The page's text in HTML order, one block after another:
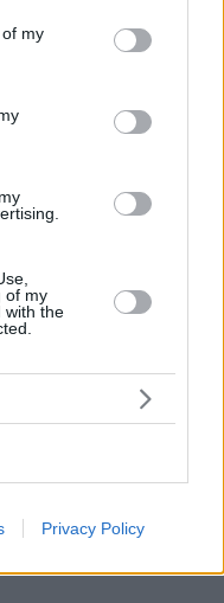
You may click to
its third-party tags to
in below Google
my
of my
with the
Privacy Policy
begann
das heldenhafte
des dänischen
Informationen zu
er nach Ungarn
des
er und seine
dass sie sehr
seine Reise
damit jemand
Nemzet das,